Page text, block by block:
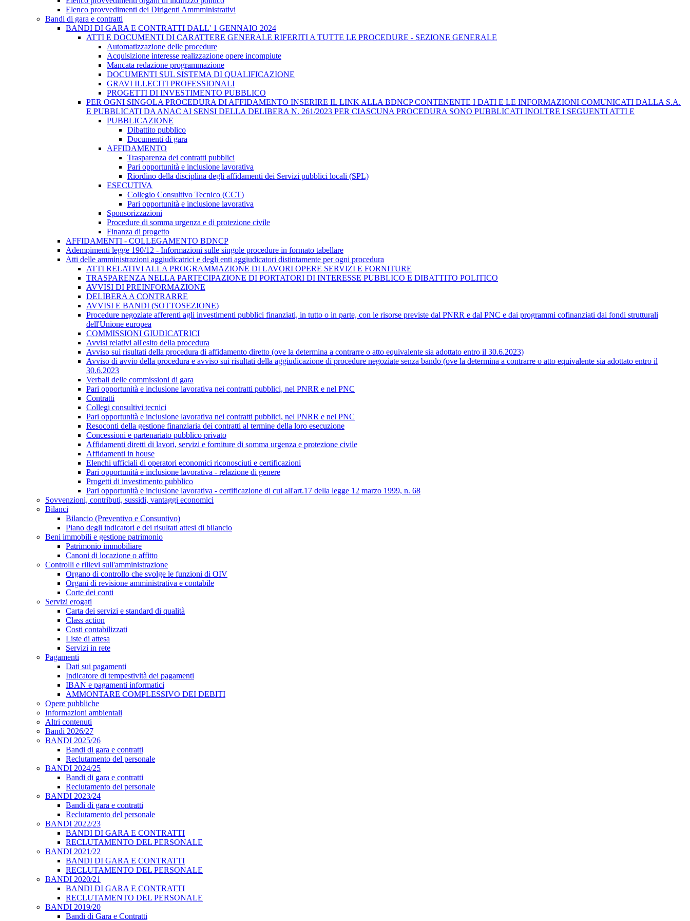
Elenco provvedimenti dei Dirigenti Ammministrativi
Bandi di gara e contratti
BANDI DI GARA E CONTRATTI DALL' 1 GENNAIO 2024
ATTI E DOCUMENTI DI CARATTERE GENERALE RIFERITI A TUTTE LE PROCEDURE - SEZIONE GENERALE
Automatizzazione delle procedure
Acquisizione interesse realizzazione opere incompiute
Mancata redazione programmazione
DOCUMENTI SUL SISTEMA DI QUALIFICAZIONE
GRAVI ILLECITI PROFESSIONALI
PROGETTI DI INVESTIMENTO PUBBLICO
PER OGNI SINGOLA PROCEDURA DI AFFIDAMENTO INSERIRE IL LINK ALLA BDNCP CONTENENTE I DATI E LE INFORMAZIONI COMUNICATI DALLA S.A.
E PUBBLICATI DA ANAC AI SENSI DELLA DELIBERA N. 261/2023 PER CIASCUNA PROCEDURA SONO PUBBLICATI INOLTRE I SEGUENTI ATTI E
PUBBLICAZIONE
Dibattito pubblico
Documenti di gara
AFFIDAMENTO
Trasparenza dei contratti pubblici
Pari opportunità e inclusione lavorativa
Riordino della disciplina degli affidamenti dei Servizi pubblici locali (SPL)
ESECUTIVA
Collegio Consultivo Tecnico (CCT)
Pari opportunità e inclusione lavorativa
Sponsorizzazioni
Procedure di somma urgenza e di protezione civile
Finanza di progetto
AFFIDAMENTI - COLLEGAMENTO BDNCP
Adempimenti legge 190/12 - Informazioni sulle singole procedure in formato tabellare
Atti delle amministrazioni aggiudicatrici e degli enti aggiudicatori distintamente per ogni procedura
ATTI RELATIVI ALLA PROGRAMMAZIONE DI LAVORI OPERE SERVIZI E FORNITURE
TRASPARENZA NELLA PARTECIPAZIONE DI PORTATORI DI INTERESSE PUBBLICO E DIBATTITO POLITICO
AVVISI DI PREINFORMAZIONE
DELIBERA A CONTRARRE
AVVISI E BANDI (SOTTOSEZIONE)
Procedure negoziate afferenti agli investimenti pubblici finanziati, in tutto o in parte, con le risorse previste dal PNRR e dal PNC e dai programmi cofinanziati dai fondi strutturali
dell'Unione europea
COMMISSIONI GIUDICATRICI
Avvisi relativi all'esito della procedura
Avviso sui risultati della procedura di affidamento diretto (ove la determina a contrarre o atto equivalente sia adottato entro il 30.6.2023)
Avviso di avvio della procedura e avviso sui risultati della aggiudicazione di procedure negoziate senza bando (ove la determina a contrarre o atto equivalente sia adottato entro il
30.6.2023
Verbali delle commissioni di gara
Pari opportunità e inclusione lavorativa nei contratti pubblici, nel PNRR e nel PNC
Contratti
Collegi consultivi tecnici
Pari opportunità e inclusione lavorativa nei contratti pubblici, nel PNRR e nel PNC
Resoconti della gestione finanziaria dei contratti al termine della loro esecuzione
Concessioni e partenariato pubblico privato
Affidamenti diretti di lavori, servizi e forniture di somma urgenza e protezione civile
Affidamenti in house
Elenchi ufficiali di operatori economici riconosciuti e certificazioni
Pari opportunità e inclusione lavorativa - relazione di genere
Progetti di investimento pubblico
Pari opportunità e inclusione lavorativa - certificazione di cui all'art.17 della legge 12 marzo 1999, n. 68
Sovvenzioni, contributi, sussidi, vantaggi economici
Bilanci
Bilancio (Preventivo e Consuntivo)
Piano degli indicatori e dei risultati attesi di bilancio
Beni immobili e gestione patrimonio
Patrimonio immobiliare
Canoni di locazione o affitto
Controlli e rilievi sull'amministrazione
Organo di controllo che svolge le funzioni di OIV
Organi di revisione amministrativa e contabile
Corte dei conti
Servizi erogati
Carta dei servizi e standard di qualità
Class action
Costi contabilizzati
Liste di attesa
Servizi in rete
Pagamenti
Dati sui pagamenti
Indicatore di tempestività dei pagamenti
IBAN e pagamenti informatici
AMMONTARE COMPLESSIVO DEI DEBITI
Opere pubbliche
Informazioni ambientali
Altri contenuti
Bandi 2026/27
BANDI 2025/26
Bandi di gara e contratti
Reclutamento del personale
BANDI 2024/25
Bandi di gara e contratti
Reclutamento del personale
BANDI 2023/24
Bandi di gara e contratti
Reclutamento del personale
BANDI 2022/23
BANDI DI GARA E CONTRATTI
RECLUTAMENTO DEL PERSONALE
BANDI 2021/22
BANDI DI GARA E CONTRATTI
RECLUTAMENTO DEL PERSONALE
BANDI 2020/21
BANDI DI GARA E CONTRATTI
RECLUTAMENTO DEL PERSONALE
BANDI 2019/20
Bandi di Gara e Contratti